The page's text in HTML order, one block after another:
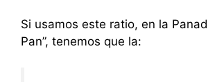
Si usamos este ratio, en la
Pan”, tenemos que la: